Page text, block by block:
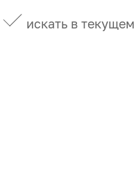
искать в